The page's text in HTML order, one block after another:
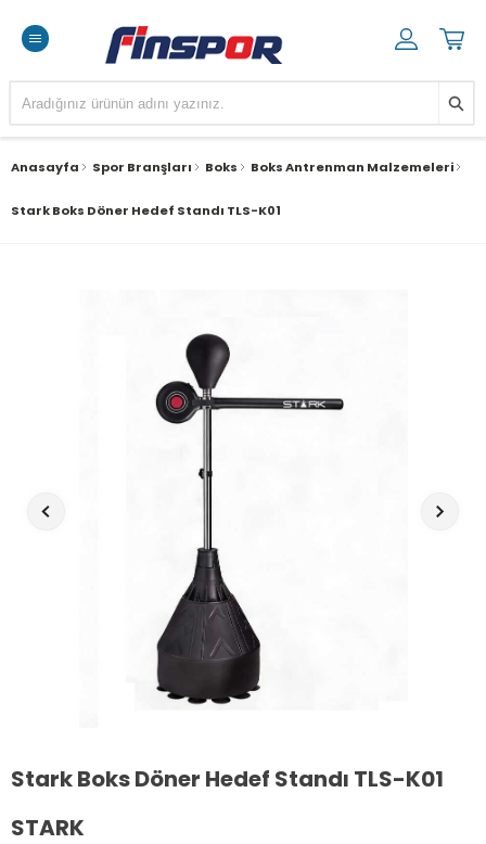
Anasayfa Spor Branşları Boks Boks Antrenman Malzemeleri
Stark Boks Döner Hedef Standı TLS-K01
Stark Boks Döner Hedef Standı TLS-K01
STARK